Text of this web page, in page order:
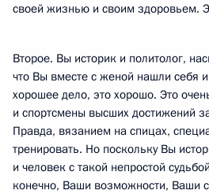
своей жизнью и своим здоровьем.
Второе. Вы историк и политолог,
что Вы вместе с женой нашли себя
хорошее дело, это хорошо. Это
и спортсмены высших достижений
Правда, вязанием на спицах,
тренировать. Но поскольку Вы
и человек с такой непростой
конечно, Ваши возможности, Ваши